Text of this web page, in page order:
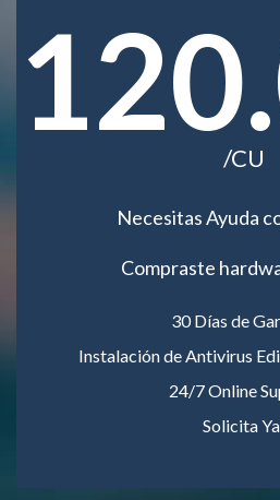
/CU
Necesitas Ayuda
Compraste
30 Días de
Instalación de Antivirus
24/7 Online
Solicita